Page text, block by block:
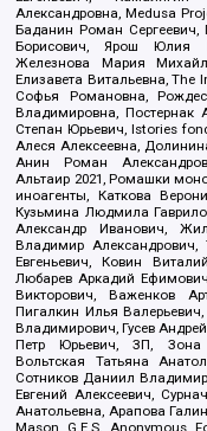
Александровна, Medusa
Баданин Роман
Борисович, Ярош Юлия
Железнова Мария
Елизавета Витальевна, The
Софья Романовна,
Владимировна, Постернак
Степан Юрьевич, Istories
Алеся Алексеевна,
Анин Роман
Альтаир 2021, Ромашки
иноагенты, Каткова
Кузьмина Людмила
Александр Иванович,
Владимир Александрович,
Евгеньевич, Ковин
Любарев Аркадий
Викторович, Важенков
Пигалкин Илья
Владимирович, Гусев
Петр Юрьевич, ЗП,
Вольтская Татьяна
Сотников Даниил
Евгений Алексеевич,
Анатольевна, Арапова
Mason G.E.S. Anonymous